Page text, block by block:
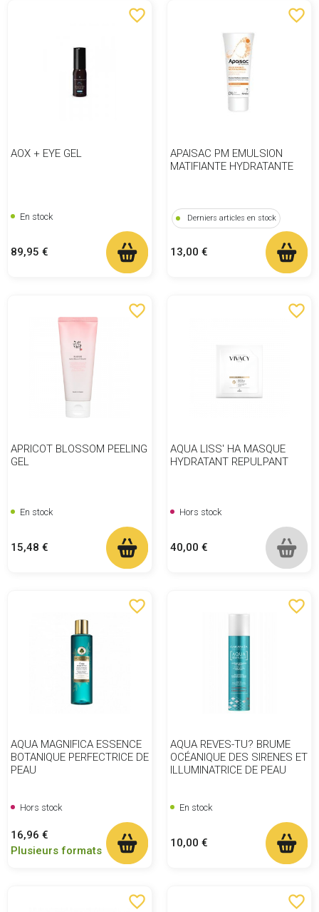
favorite_border
AOX + EYE GEL
En stock
Prix
89,95 €
favorite_border
APAISAC PM EMULSION
MATIFIANTE HYDRATANTE
Derniers articles en stock
Prix
13,00 €
favorite_border
APRICOT BLOSSOM PEELING
GEL
En stock
Prix
15,48 €
favorite_border
AQUA LISS' HA MASQUE
HYDRATANT REPULPANT
Hors stock
Prix
40,00 €
favorite_border
AQUA MAGNIFICA ESSENCE
BOTANIQUE PERFECTRICE DE
PEAU
Hors stock
Prix
16,96 €
Plusieurs formats
favorite_border
AQUA REVES-TU? BRUME
OCÉANIQUE DES SIRENES ET
ILLUMINATRICE DE PEAU
En stock
Prix
10,00 €
favorite_border favorite_border